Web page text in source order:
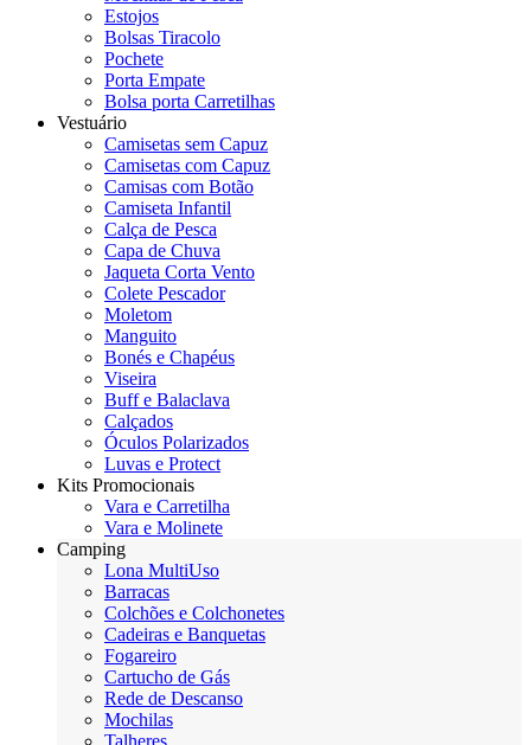
Estojos
Bolsas Tiracolo
Pochete
Porta Empate
Bolsa porta Carretilhas
Vestuário
Camisetas sem Capuz
Camisetas com Capuz
Camisas com Botão
Camiseta Infantil
Calça de Pesca
Capa de Chuva
Jaqueta Corta Vento
Colete Pescador
Moletom
Manguito
Bonés e Chapéus
Viseira
Buff e Balaclava
Calçados
Óculos Polarizados
Luvas e Protect
Kits Promocionais
Vara e Carretilha
Vara e Molinete
Camping
Lona MultiUso
Barracas
Colchões e Colchonetes
Cadeiras e Banquetas
Fogareiro
Cartucho de Gás
Rede de Descanso
Mochilas
Talheres